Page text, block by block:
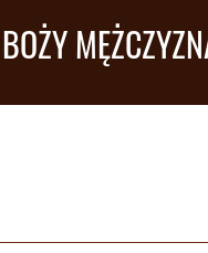
BOŻY